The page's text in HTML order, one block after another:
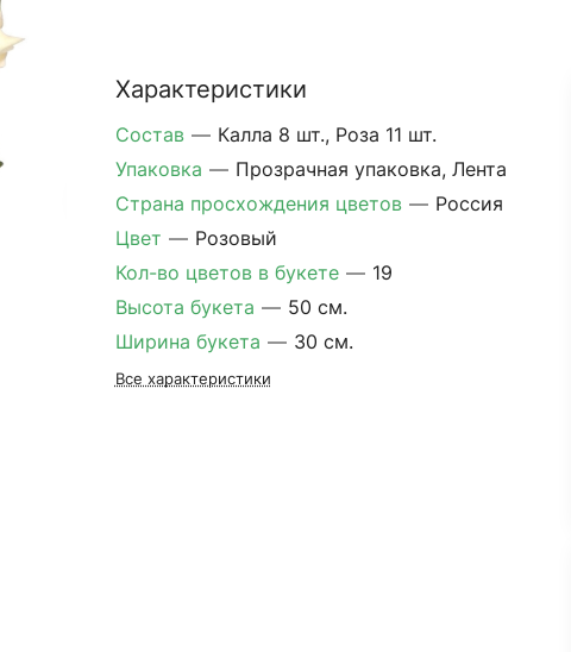
Характеристики
Состав — Калла 8 шт., Роза 11 шт.
Упаковка — Прозрачная упаковка, Лента
Страна просхождения цветов — Россия
Цвет — Розовый
Кол-во цветов в букете — 19
Высота букета — 50 см.
Ширина букета — 30 см.
Все характеристики